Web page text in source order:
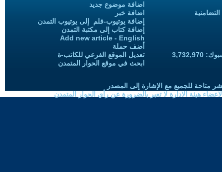
اضافة موضوع جديد
اضافة خبر
إضافة يوتيوب-فلم إلى يوتيوب التمدن
إضافة كتاب إلى مكتبة التمدن
Add new article - English
أضف حملة
تعديل الموقع الفرعي للكاتب-ة
ابحث في موقع الحوار المتمدن
متاحة للجميع مع الإشارة إلى المصدر
هيئة الادارة لا تعبر بالضرورة عن رأي الحوار المتمدن